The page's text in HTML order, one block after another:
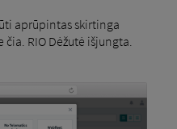
aprūpintas skirtinga
RIO Dėžutė išjungta.